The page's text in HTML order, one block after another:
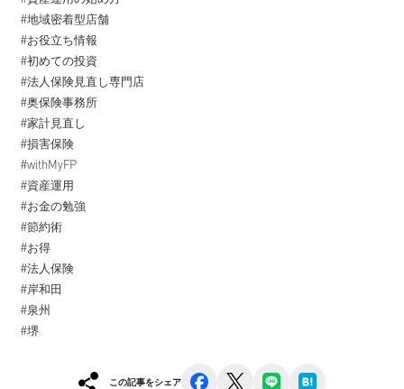
#地域密着型店舗
#お役立ち情報
#初めての投資⁡
#法人保険見直し専門店
#奥保険事務所
#家計見直し
#損害保険
#withMyFP
#資産運用⁡
#お金の勉強⁡⁡
#節約術
#お得⁡
#法人保険
#岸和田
#泉州
#堺
この記事をシェア facebook line